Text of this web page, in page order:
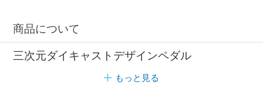
商品について
三次元ダイキャストデザインペダル
もっと見る